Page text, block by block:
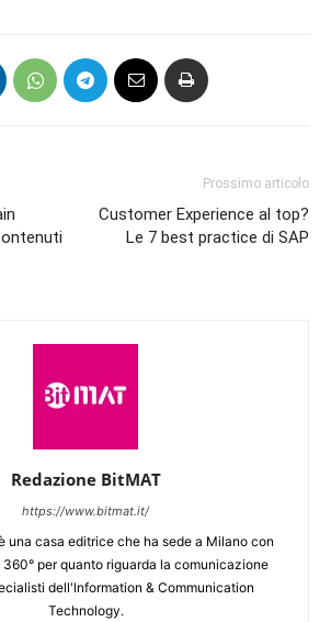
Prossimo articolo
Customer Experience al top?
Le 7 best practice di SAP
Redazione BitMAT
https://www.bitmat.it/
una casa editrice che ha sede a Milano con
per quanto riguarda la comunicazione
dell'lnformation & Communication
Technology.